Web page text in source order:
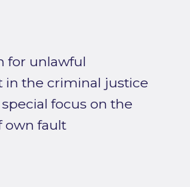
for unlawful
the criminal justice
focus on the
own fault